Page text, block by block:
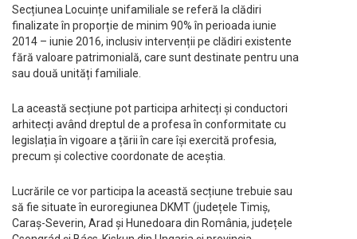
Secțiunea Locuințe unifamiliale se referă la clădiri
finalizate în proporție de minim 90% în perioada iunie
2014 – iunie 2016, inclusiv intervenții pe clădiri existente
fără valoare patrimonială, care sunt destinate pentru una
sau două unități familiale.
La această secțiune pot participa arhitecți și conductori
arhitecți având dreptul de a profesa în conformitate cu
legislația în vigoare a țării în care își exercită profesia,
precum și colective coordonate de aceștia.
Lucrările ce vor participa la această secțiune trebuie sau
să fie situate în euroregiunea DKMT (județele Timiș,
Caraș-Severin, Arad și Hunedoara din România, județele